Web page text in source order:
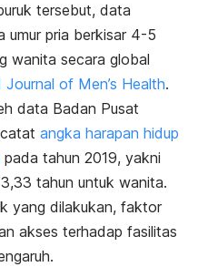
tersebut, data
umur pria berkisar 4-5
wanita secara global
Journal of Men’s Health.
data Badan Pusat
angka harapan hidup
pada tahun 2019, yakni
tahun untuk wanita.
yang dilakukan, faktor
akses terhadap fasilitas